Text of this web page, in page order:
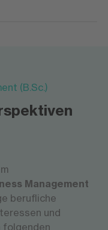
(B.Sc.)
Management
berufliche
und
folgenden